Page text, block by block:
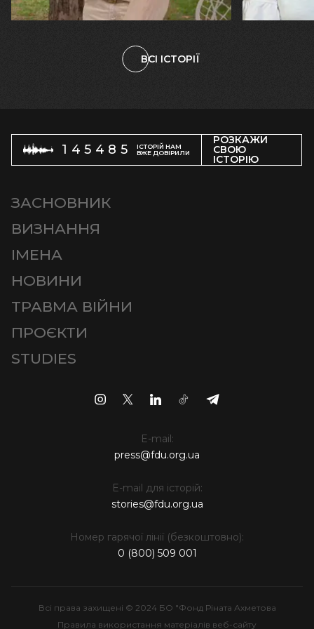
племінницю"
чоловіка
ВСІ ІСТОРІЇ
145485
ІСТОРІЙ НАМ
ВЖЕ ДОВІРИЛИ
РОЗКАЖИ
СВОЮ
ІСТОРІЮ
ЗАСНОВНИК
ВИЗНАННЯ
ІМЕНА
НОВИНИ
ТРАВМА ВІЙНИ
ПРОЄКТИ
STUDIES
E-mail:
press@fdu.org.ua
E-mail для історій:
stories@fdu.org.ua
Номер гарячої лінії (безкоштовно):
0 (800) 509 001
Всі права захищені © 2024 БО "Фонд Ріната Ахметова
Правила використання матеріалів веб-сайту